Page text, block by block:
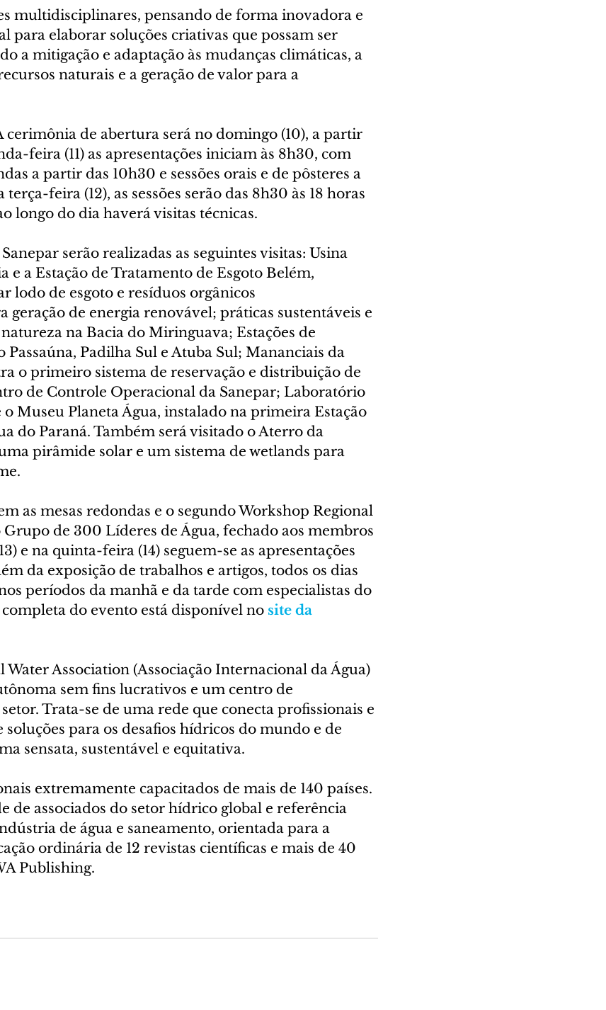
multidisciplinares, pensando de forma inovadora e
para elaborar soluções criativas que possam ser
a mitigação e adaptação às mudanças climáticas, a
naturais e a geração de valor para a
cerimônia de abertura será no domingo (10), a partir
feira (11) as apresentações iniciam às 8h30, com
a partir das 10h30 e sessões orais e de pôsteres a
feira (12), as sessões serão das 8h30 às 18 horas
longo do dia haverá visitas técnicas.
serão realizadas as seguintes visitas: Usina
e a Estação de Tratamento de Esgoto Belém,
lodo de esgoto e resíduos orgânicos
geração de energia renovável; práticas sustentáveis e
natureza na Bacia do Miringuava; Estações de
Passaúna, Padilha Sul e Atuba Sul; Mananciais da
o primeiro sistema de reservação e distribuição de
de Controle Operacional da Sanepar; Laboratório
o Museu Planeta Água, instalado na primeira Estação
do Paraná. Também será visitado o Aterro da
pirâmide solar e um sistema de wetlands para
as mesas redondas e o segundo Workshop Regional
de 300 Líderes de Água, fechado aos membros
e na quinta-feira (14) seguem-se as apresentações
da exposição de trabalhos e artigos, todos os dias
períodos da manhã e da tarde com especialistas do
do evento está disponível no site da
Association (Associação Internacional da Água)
sem fins lucrativos e um centro de
Trata-se de uma rede que conecta profissionais e
soluções para os desafios hídricos do mundo e de
sensata, sustentável e equitativa.
extremamente capacitados de mais de 140 países.
de associados do setor hídrico global e referência
de água e saneamento, orientada para a
ordinária de 12 revistas científicas e mais de 40
Publishing.